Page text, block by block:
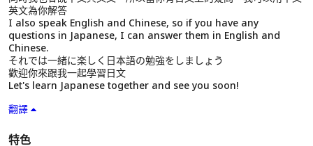
英文為你解答
I also speak English and Chinese, so if you have any
questions in Japanese, I can answer them in English and
Chinese.
それでは一緒に楽しく日本語の勉強をしましょう
歡迎你來跟我一起學習日文
Let's learn Japanese together and see you soon!
翻譯
特色